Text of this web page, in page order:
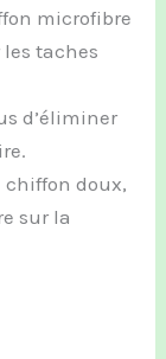
microfibre
taches
d’éliminer
chiffon doux,
sur la